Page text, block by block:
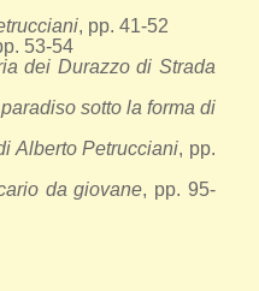
, pp. 41-52
53-54
dei Durazzo di Strada
sotto la forma di
Alberto Petrucciani, pp.
da giovane, pp. 95-